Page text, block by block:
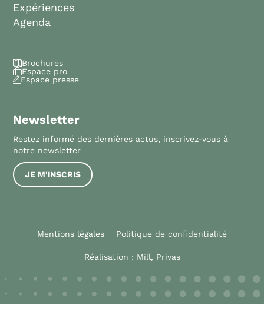
Expériences
Agenda
Brochures
Espace pro
Espace presse
Newsletter
Restez informé des dernières actus, inscrivez-vous à
notre newsletter
JE M'INSCRIS
Mentions légales Politique de confidentialité
Réalisation : Mill, Privas